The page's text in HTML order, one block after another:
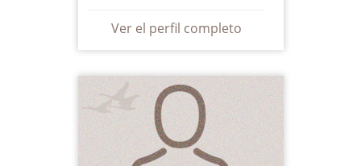
Ver el perfil completo